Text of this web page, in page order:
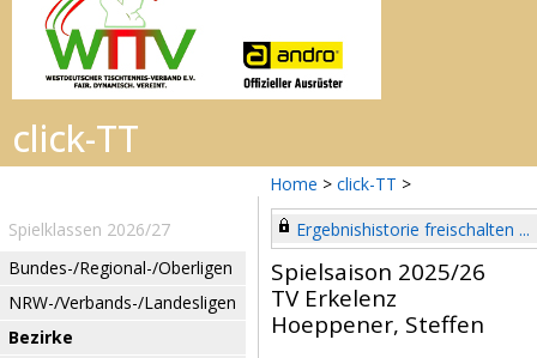
Home > click-TT >
Spielklassen 2026/27
Bundes-/Regional-/Oberligen
NRW-/Verbands-/Landesligen
Bezirke
Ergebnishistorie freischalten ...
Spielsaison 2025/26
TV Erkelenz
Hoeppener, Steffen